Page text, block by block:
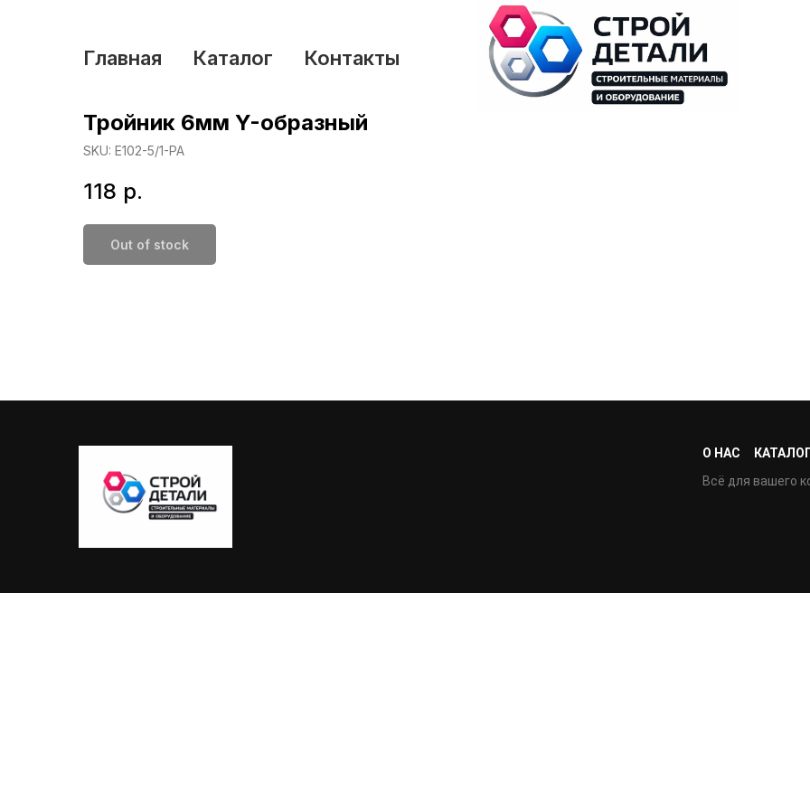
Главная Каталог Контакты
Тройник 6мм Y-образный
SKU: Е102-5/1-РА
118 р.
Out of stock
О НАС
Всё для вашего